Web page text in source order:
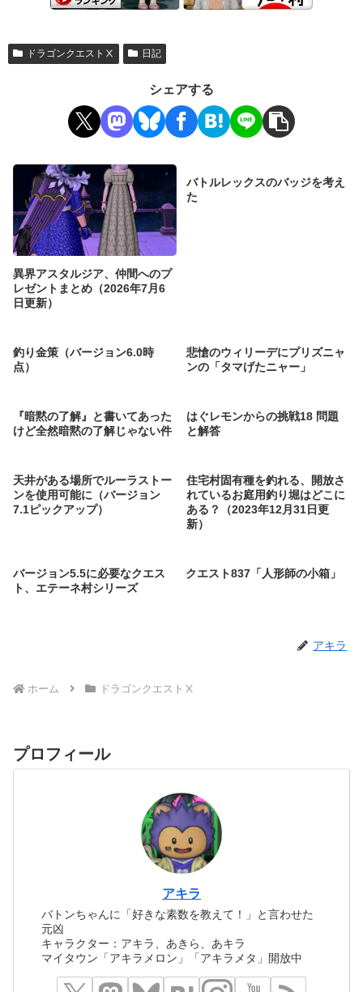
ドラゴンクエストⅩ 日記
シェアする
異界アスタルジア、仲間へのプ
レゼントまとめ（2026年7月6
日更新）
バトルレックスのバッジを考え
た
釣り金策（バージョン6.0時
点）
悲愴のウィリーデにプリズニャ
ンの「タマげたニャー」
『暗黙の了解』と書いてあった
けど全然暗黙の了解じゃない件
はぐレモンからの挑戦18 問題
と解答
天井がある場所でルーラストー
ンを使用可能に（バージョン
7.1ピックアップ）
住宅村固有種を釣れる、開放さ
れているお庭用釣り堀はどこに
ある？（2023年12月31日更
新）
バージョン5.5に必要なクエス
ト、エテーネ村シリーズ
クエスト837「人形師の小箱」
アキラ
ホーム ドラゴンクエストⅩ
プロフィール
アキラ
バトンちゃんに「好きな素数を教えて！」と言わせた
元凶
キャラクター：アキラ、あきら、あキラ
マイタウン「アキラメロン」「アキラメタ」開放中